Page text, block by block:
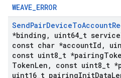
WEAVE_ERROR
SendPairDeviceToAccount
*binding , uint64 t service
const char *accountId ,
const uint8 t *pairing
TokenLen , const uint8 t
uint16 t pairingInitData